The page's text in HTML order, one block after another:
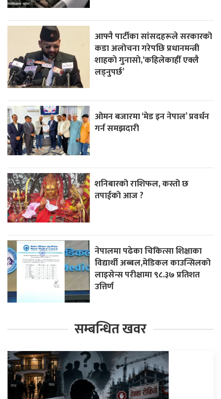
आफ्नै पार्टीका सांसदहरूले सरकारको
कडा अलोचना गरेपछि प्रधानमन्त्री
शाहकाे गुनासाे,‘कहिलेकाहीँ एक्लै
लड्नुपर्छ’
ओमन बजारमा ‘मेड इन नेपाल’ प्रवर्धन
गर्न समझदारी
शनिबारको राशिफल, कस्तो छ
तपाईको आज ?
नेपालमा पढेका चिकित्सा शिक्षाका
विद्यार्थी अब्बल,मेडिकल काउन्सिलको
लाइसेन्स परीक्षामा ९८.३७ प्रतिशत
उत्तिर्ण
सम्बन्धित खवर